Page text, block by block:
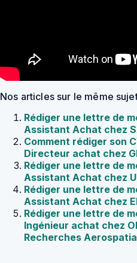
Nos articles sur le même
Rédiger une lettre de
Assistant Achat chez
Comment rédiger son
Directeur achat chez
Rédiger une lettre de
Assistant Achat chez
Rédiger une lettre de
Assistant Achat chez
Rédiger une lettre de
Ingénieur achat chez
Recherches